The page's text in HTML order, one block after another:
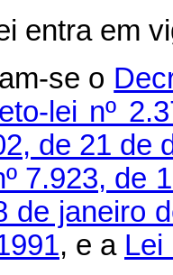
entra em
se o
lei nº
de 21 de
7.923, de
de janeiro
, e a Lei